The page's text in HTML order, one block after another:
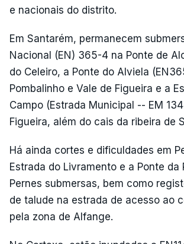
e nacionais do distrito.
Em Santarém, permanecem
Nacional (EN) 365-4 na Ponte de
do Celeiro, a Ponte do Alviela
Pombalinho e Vale de Figueira e a
Campo (Estrada Municipal -- EM
Figueira, além do cais da ribeira de
Há ainda cortes e dificuldades em
Estrada do Livramento e a Ponte da
Pernes submersas, bem como
de talude na estrada de acesso ao
pela zona de Alfange.